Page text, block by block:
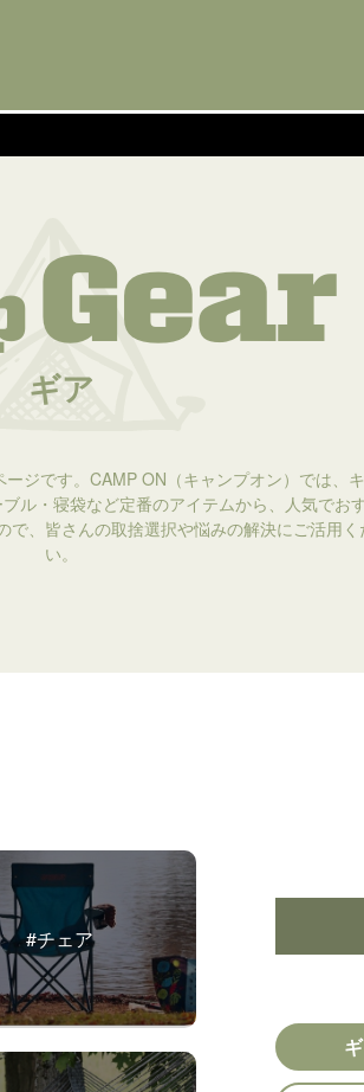
Gear
ギア
ージです。CAMP ON（キャンプオン）では、
ル・寝袋など定番のアイテムから、人気でお
で、皆さんの取捨選択や悩みの解決にご活用く
い。
#チェア